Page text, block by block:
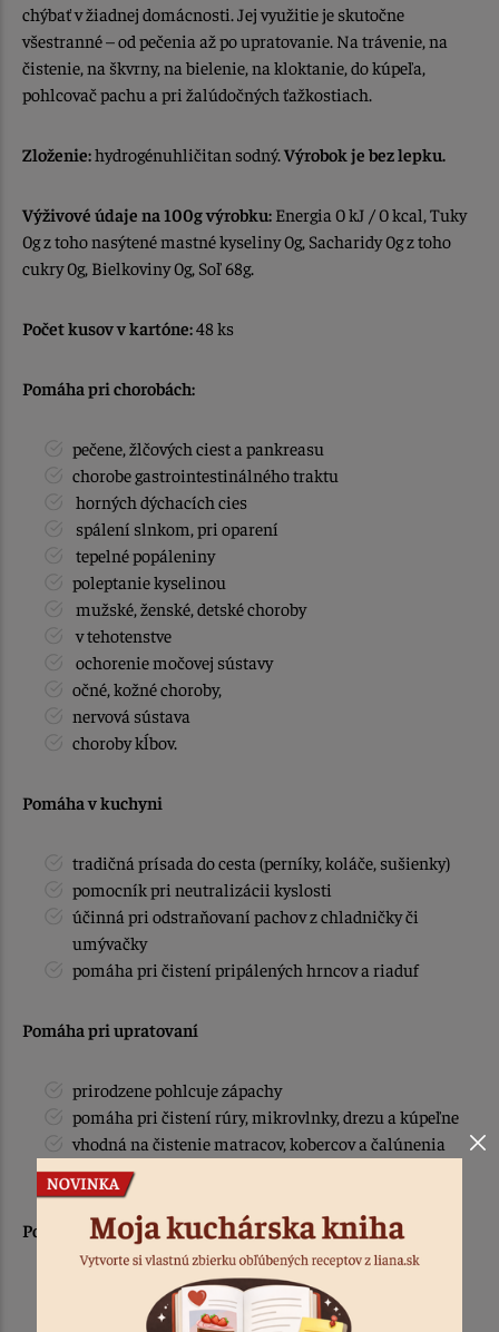
chýbať v žiadnej domácnosti. Jej využitie je skutočne
všestranné – od pečenia až po upratovanie. Na trávenie, na
čistenie, na škvrny, na bielenie, na kloktanie, do kúpeľa,
pohlcovač pachu a pri žalúdočných ťažkostiach.
Zloženie:hydrogénuhličitan sodný. Výrobok je bez lepku.
Výživové údaje na 100g výrobku: Energia 0 kJ / 0 kcal, Tuky
0g z toho nasýtené mastné kyseliny 0g, Sacharidy 0g z toho
cukry 0g, Bielkoviny 0g, Soľ 68g.
Počet kusov v kartóne:48 ks
Pomáha pri chorobách:
pečene, žlčových ciest a pankreasu
chorobe gastrointestinálného traktu
horných dýchacích cies
spálení slnkom, pri oparení
tepelné popáleniny
poleptanie kyselinou
mužské, ženské, detské choroby
v tehotenstve
ochorenie močovej sústavy
očné, kožné choroby,
nervová sústava
choroby kĺbov.
Pomáha v kuchyni
tradičná prísada do cesta (perníky, koláče, sušienky)
pomocník pri neutralizácii kyslosti
účinná pri odstraňovaní pachov z chladničky či
umývačky
pomáha pri čistení pripálených hrncov a riaduf
Pomáha pri upratovaní
prirodzene pohlcuje zápachy
pomáha pri čistení rúry, mikrovlnky, drezu a kúpeľne
vhodná na čistenie matracov, kobercov a čalúnenia
osvieži práčku a podporí účinnosť prania
Pomáha v domácnosti a dielni
čistenie plastových, chrómovaných a gumených